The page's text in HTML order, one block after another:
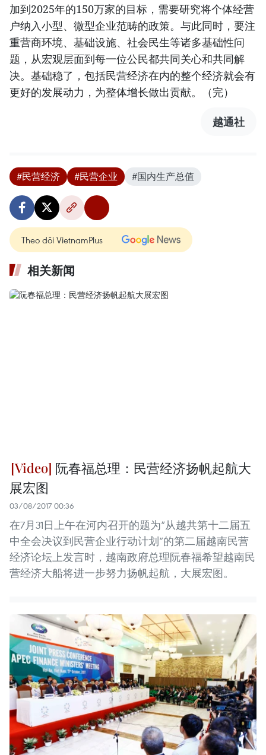
加到2025年的150万家的目标，需要研究将个体经营
户纳入小型、微型企业范畴的政策。与此同时，要注
重营商环境、基础设施、社会民生等诸多基础性问
题，从宏观层面到每一位公民都共同关心和共同解
决。基础稳了，包括民营经济在内的整个经济就会有
更好的发展动力，为整体增长做出贡献。（完）
越通社
#民营经济 #民营企业 #国内生产总值
Theo dõi VietnamPlus
相关新闻
阮春福总理：民营经济扬帆起航大
展宏图
03/08/2017 00:36
在7月31日上午在河内召开的题为“从越共第十二届五
中全会决议到民营企业行动计划”的第二届越南民营
经济论坛上发言时，越南政府总理阮春福希望越南民
营经济大船将进一步努力扬帆起航，大展宏图。